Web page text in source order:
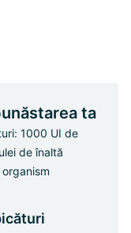
ta
1000 UI de
de înaltă